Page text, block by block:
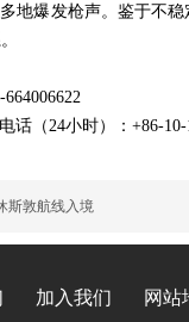
地爆发枪声。鉴于不
（24小时）：+86-10-
斯敦航线入境
加入我们 网站